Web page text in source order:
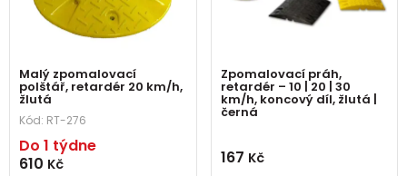
Malý zpomalovací
polštář, retardér 20 km/h,
žlutá
Kód: RT-276
Do 1 týdne
610 Kč
Zpomalovací práh,
retardér – 10 | 20 | 30
km/h, koncový díl, žlutá |
černá
167 Kč